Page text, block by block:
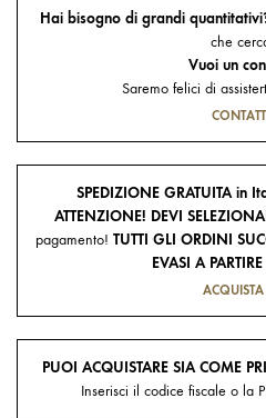
Hai bisogno di grandi
che
Vuoi un
Saremo felici di
SPEDIZIONE GRATUITA in
ATTENZIONE! DEVI
pagamento! TUTTI GLI ORDINI
EVASI A
PUOI ACQUISTARE SIA COME
Inserisci il codice fiscale o la